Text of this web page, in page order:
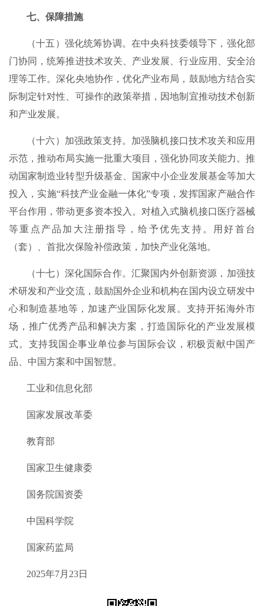
七、保障措施
（十五）强化统筹协调。在中央科技委领导下，强化部
门协同，统筹推进技术攻关、产业发展、行业应用、安全治
理等工作。深化央地协作，优化产业布局，鼓励地方结合实
际制定针对性、可操作的政策举措，因地制宜推动技术创新
和产业发展。
（十六）加强政策支持。加强脑机接口技术攻关和应用
示范，推动布局实施一批重大项目，强化协同攻关能力。推
动国家制造业转型升级基金、国家中小企业发展基金等加大
投入，实施“科技产业金融一体化”专项，发挥国家产融合作
平台作用，带动更多资本投入。对植入式脑机接口医疗器械
等重点产品加大注册指导，给予优先支持。用好首台
（套）、首批次保险补偿政策，加快产业化落地。
（十七）深化国际合作。汇聚国内外创新资源，加强技
术研发和产业交流，鼓励国外企业和机构在国内设立研发中
心和制造基地等，加速产业国际化发展。支持开拓海外市
场，推广优秀产品和解决方案，打造国际化的产业发展模
式。支持我国企事业单位参与国际会议，积极贡献中国产
品、中国方案和中国智慧。
工业和信息化部
国家发展改革委
教育部
国家卫生健康委
国务院国资委
中国科学院
国家药监局
2025年7月23日